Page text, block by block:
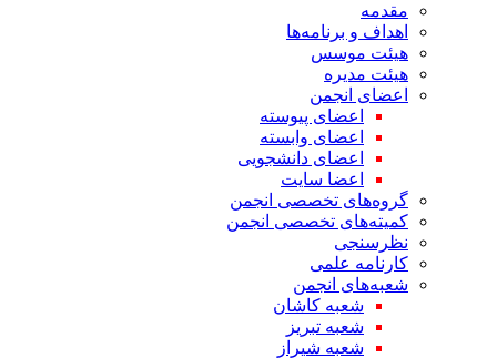
مقدمه
اهداف و برنامه‌ها
هیئت موسس
هیئت مدیره
اعضای انجمن
اعضای پیوسته
اعضای وابسته
اعضای دانشجویی
اعضا سایت
گروه‌های تخصصی انجمن
کمیته‌های تخصصی انجمن
نظرسنجی
کارنامه علمی
شعبه‌های انجمن
شعبه کاشان
شعبه تبریز
شعبه شیراز